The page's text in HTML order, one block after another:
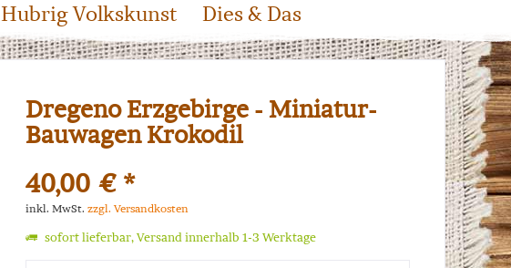
Hubrig Volkskunst Dies & Das
Dregeno Erzgebirge - Miniatur-
Bauwagen Krokodil
40,00 € *
inkl. MwSt. zzgl. Versandkosten
sofort lieferbar, Versand innerhalb 1-3 Werktage